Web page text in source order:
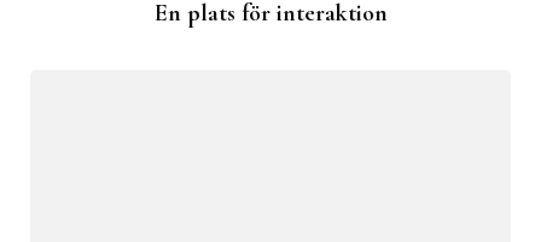
En plats för interaktion